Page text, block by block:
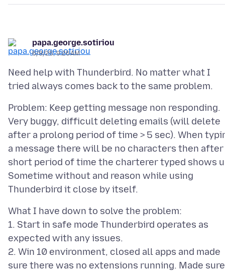
papa.george.sotiriou
6/8/25, 9:26 AM
Need help with Thunderbird. No matter what I
Problem: Keep getting message non responding.
Very buggy, difficult deleting emails (will delete
after a prolong period of time > 5 sec). When
a message there will be no characters then after
short period of time the charterer typed shows
Sometime without and reason while using
What I have down to solve the problem:
1. Start in safe mode Thunderbird operates as
expected with any issues.
2. Win 10 environment, closed all apps and made
sure there was no extensions running. Made sure